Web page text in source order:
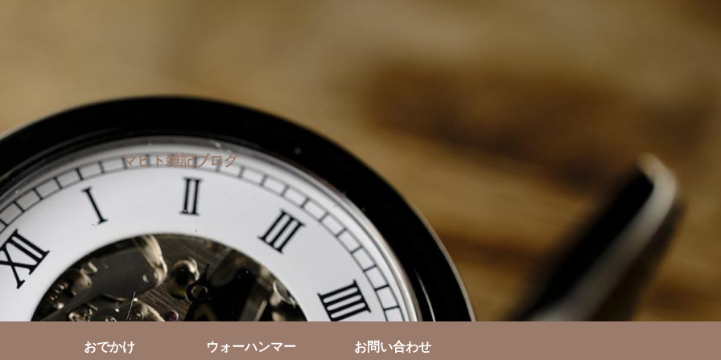
マヒト雑記ブログ
おでかけ ウォーハンマー お問い合わせ